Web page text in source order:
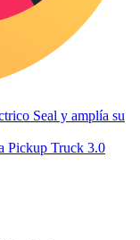
Seal y amplía su
Pickup Truck 3.0